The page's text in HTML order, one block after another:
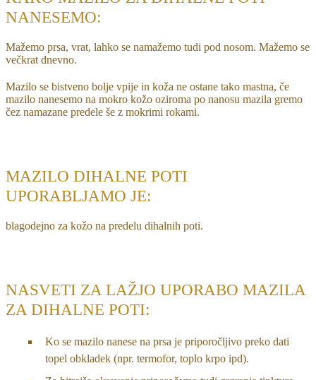
NANESEMO:
Mažemo prsa, vrat, lahko se namažemo tudi pod nosom. Mažemo se
večkrat dnevno.
Mazilo se bistveno bolje vpije in koža ne ostane tako mastna, če
mazilo nanesemo na mokro kožo oziroma po nanosu mazila gremo
čez namazane predele še z mokrimi rokami.
MAZILO DIHALNE POTI
UPORABLJAMO JE:
blagodejno za kožo na predelu dihalnih poti.
NASVETI ZA LAŽJO UPORABO MAZILA
ZA DIHALNE POTI:
Ko se mazilo nanese na prsa je priporočljivo preko dati
topel obkladek (npr. termofor, toplo krpo ipd).